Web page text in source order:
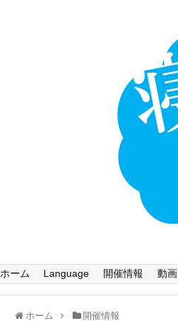
ホーム Language 開催情報 動画
ホーム 開催情報
Language
開催情報
動画
ニュース
ショッピング